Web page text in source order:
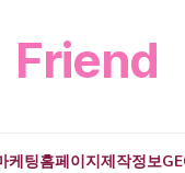
Friend
케팅홈페이지제작정보